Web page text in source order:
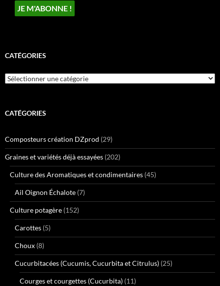
CATÉGORIES
Catégories
CATÉGORIES
Composteurs création DZprod (29)
Graines et variétés déjà essayées (202)
Culture des Aromatiques et condimentaires (45)
Ail Oignon Échalote (7)
Culture potagère (152)
Carottes (5)
Choux (8)
Cucurbitacées (Cucumis, Cucurbita et Citrulus) (25)
Courges et courgettes (Cucurbita) (11)